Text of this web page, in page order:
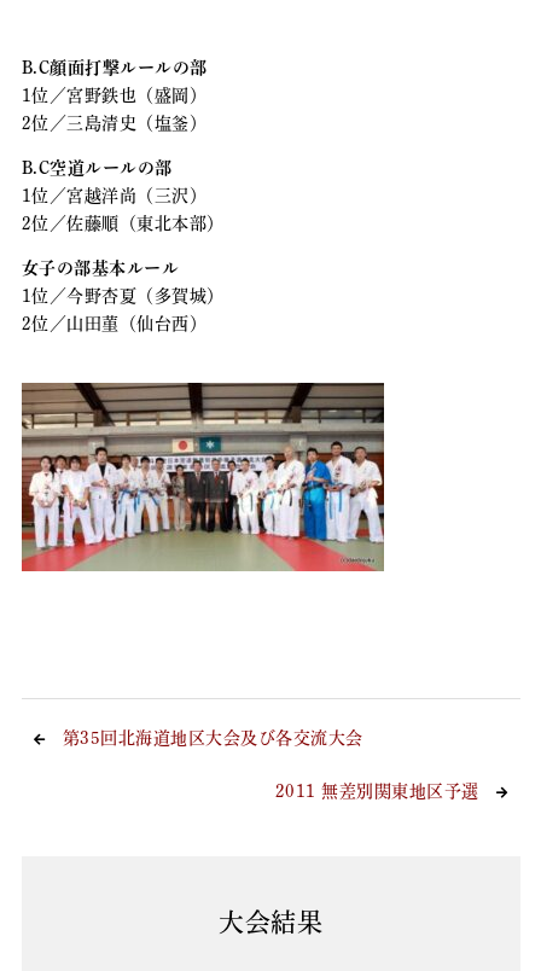
B.C顔面打撃ルールの部
1位／宮野鉄也（盛岡）
2位／三島清史（塩釜）
B.C空道ルールの部
1位／宮越洋尚（三沢）
2位／佐藤順（東北本部）
女子の部基本ルール
1位／今野杏夏（多賀城）
2位／山田菫（仙台西）
第35回北海道地区大会及び各交流大会
2011 無差別関東地区予選
大会結果